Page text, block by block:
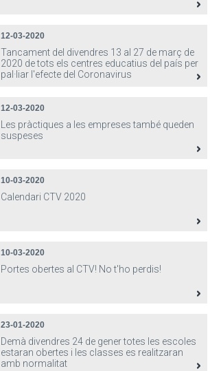
12-03-2020
Tancament del divendres 13 al 27 de març de
2020 de tots els centres educatius del país per
pal·liar l'efecte del Coronavirus
12-03-2020
Les pràctiques a les empreses també queden
suspeses
10-03-2020
Calendari CTV 2020
10-03-2020
Portes obertes al CTV! No t'ho perdis!
23-01-2020
Demà divendres 24 de gener totes les escoles
estaran obertes i les classes es realitzaran
amb normalitat